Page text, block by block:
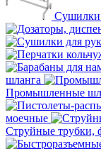
Сушилки
шланга
Промышленные
моечные
Струйные трубки,